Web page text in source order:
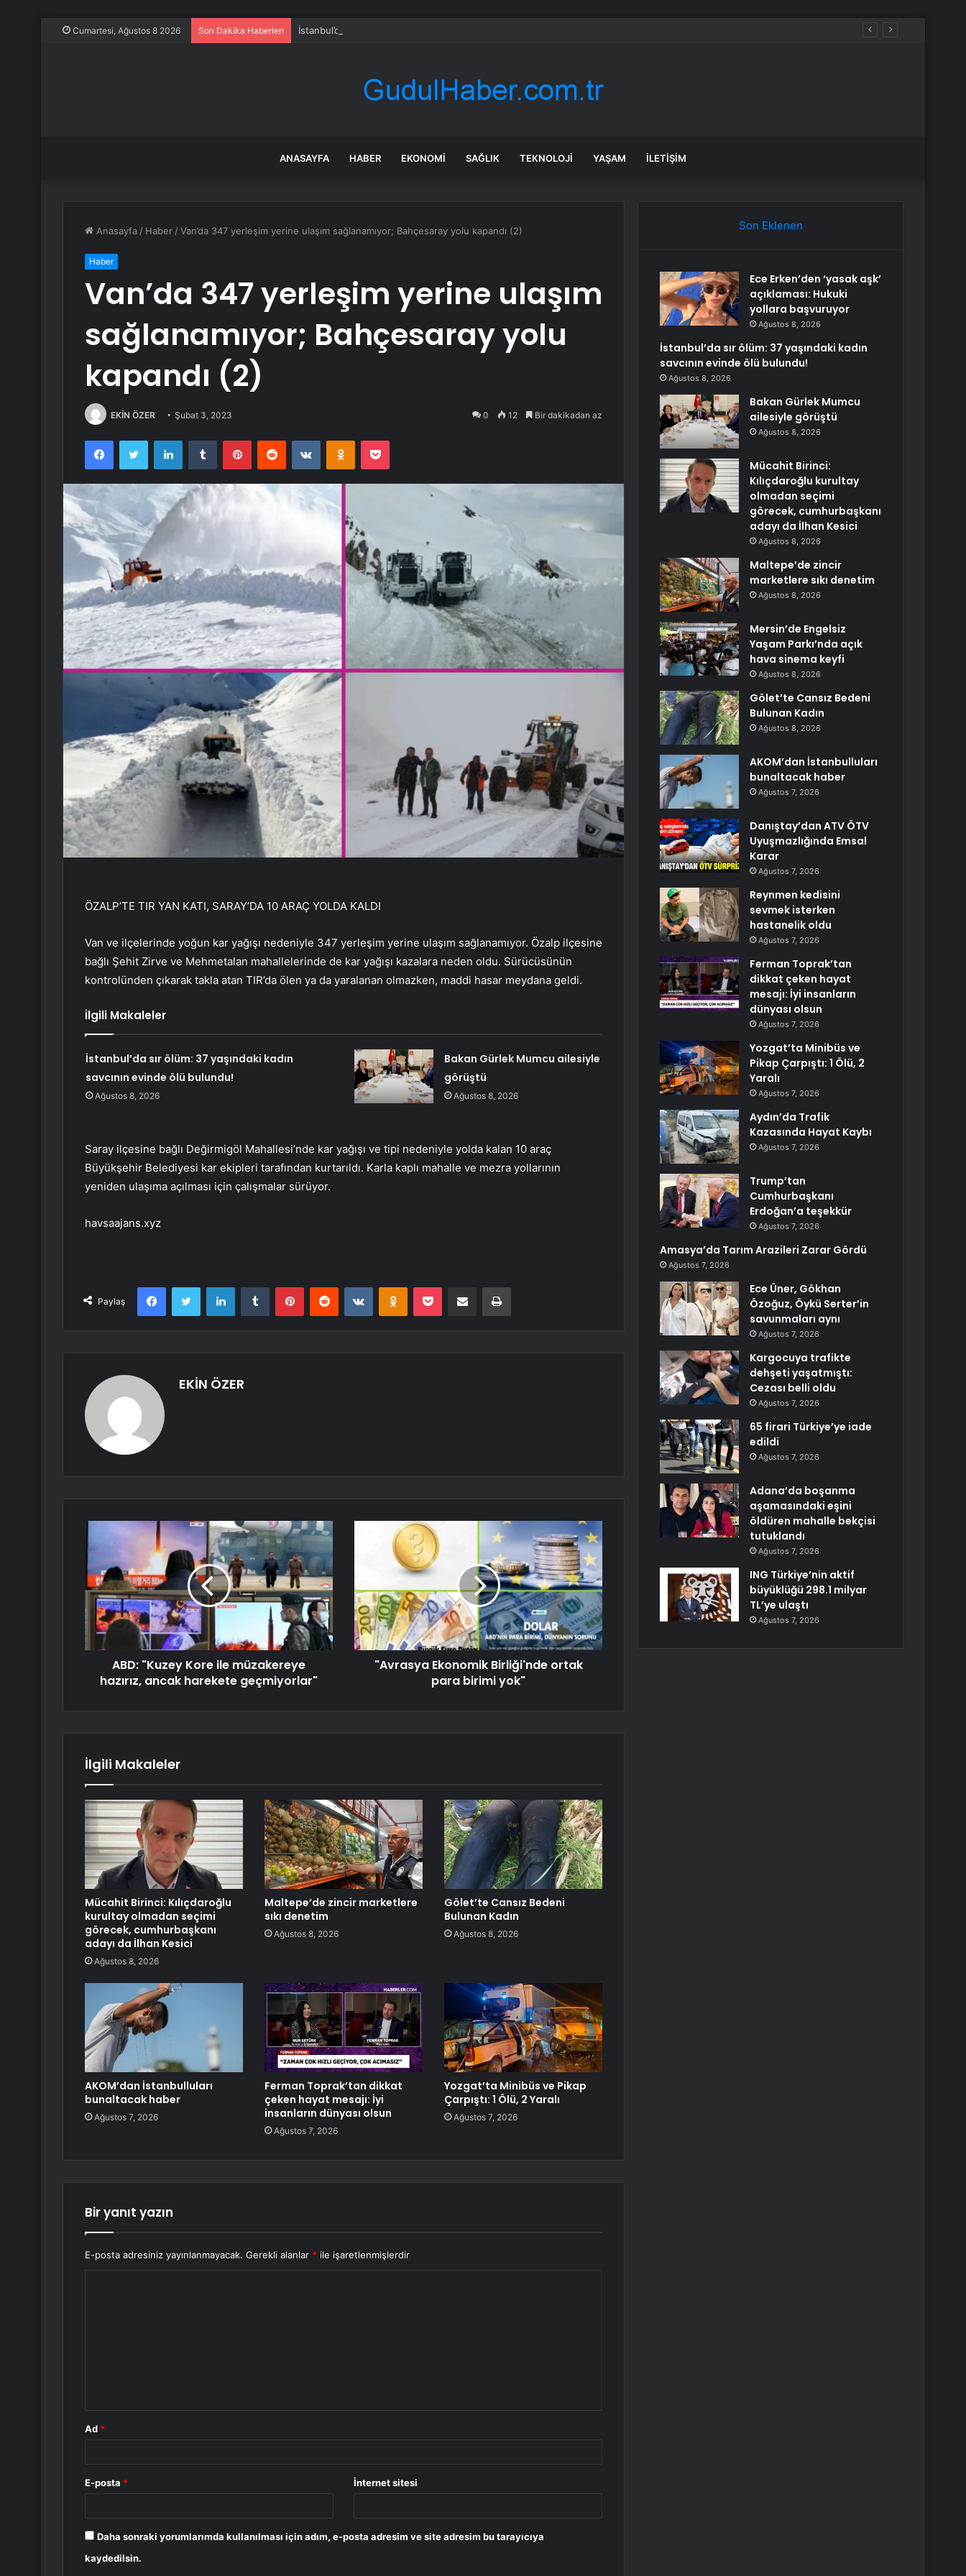
Cumartesi, Ağustos 8 2026 Son Dakika Haberleri İstanbul’da sır ölüm: 37 yaşındaki kadın savcının evinde ölü bulundu!
ANASAYFA HABER EKONOMI SAĞLIK TEKNOLOJI YAŞAM İLETIŞIM
Anasayfa / Haber /Van’da 347 yerleşim yerine ulaşım sağlanamıyor; Bahçesaray yolu kapandı (2)
Haber
Van’da 347 yerleşim yerine ulaşım
sağlanamıyor; Bahçesaray yolu
kapandı (2)
EKİN ÖZER Şubat 3, 2023 0 12 Bir dakikadan az
FacebookTwitter LinkedInTumblr PinterestReddit VKontakteOdnoklassniki
Pocket
ÖZALP’TE TIR YAN KATI, SARAY’DA 10 ARAÇ YOLDA KALDI
Van ve ilçelerinde yoğun kar yağışı nedeniyle 347 yerleşim yerine ulaşım sağlanamıyor. Özalp ilçesine
bağlı Şehit Zirve ve Mehmetalan mahallelerinde de kar yağışı kazalara neden oldu. Sürücüsünün
kontrolünden çıkarak takla atan TIR’da ölen ya da yaralanan olmazken, maddi hasar meydana geldi.
İlgili Makaleler
İstanbul’da sır ölüm: 37 yaşındaki kadın
savcının evinde ölü bulundu!
Ağustos 8, 2026
Bakan Gürlek Mumcu ailesiyle
görüştü
Ağustos 8, 2026
Saray ilçesine bağlı Değirmigöl Mahallesi’nde kar yağışı ve tipi nedeniyle yolda kalan 10 araç
Büyükşehir Belediyesi kar ekipleri tarafından kurtarıldı. Karla kaplı mahalle ve mezra yollarının
yeniden ulaşıma açılması için çalışmalar sürüyor.
havsaajans.xyz
Paylaş
FacebookTwitter LinkedInTumblr PinterestReddit VKontakteOdnoklassniki
Pocket E-Posta ile paylaş Yazdır
EKİN ÖZER
ABD: "Kuzey Kore ile müzakereye
hazırız, ancak harekete geçmiyorlar"
"Avrasya Ekonomik Birliği'nde ortak
para birimi yok"
İlgili Makaleler
Mücahit Birinci: Kılıçdaroğlu
kurultay olmadan seçimi
görecek, cumhurbaşkanı
adayı da İlhan Kesici
Ağustos 8, 2026
Maltepe’de zincir marketlere
sıkı denetim
Ağustos 8, 2026
Gölet’te Cansız Bedeni
Bulunan Kadın
Ağustos 8, 2026
AKOM’dan İstanbulluları
bunaltacak haber
Ağustos 7, 2026
Ferman Toprak’tan dikkat
çeken hayat mesajı: İyi
insanların dünyası olsun
Ağustos 7, 2026
Yozgat’ta Minibüs ve Pikap
Çarpıştı: 1 Ölü, 2 Yaralı
Ağustos 7, 2026
Bir yanıt yazın
E-posta adresiniz yayınlanmayacak. Gerekli alanlar * ile işaretlenmişlerdir
Ad *
E-posta * İnternet sitesi
Daha sonraki yorumlarımda kullanılması için adım, e-posta adresim ve site adresim bu tarayıcıya
kaydedilsin.
Son Eklenen
Ece Erken’den ‘yasak aşk’
açıklaması: Hukuki
yollara başvuruyor
Ağustos 8, 2026
İstanbul’da sır ölüm: 37 yaşındaki kadın
savcının evinde ölü bulundu!
Ağustos 8, 2026
Bakan Gürlek Mumcu
ailesiyle görüştü
Ağustos 8, 2026
Mücahit Birinci:
Kılıçdaroğlu kurultay
olmadan seçimi
görecek, cumhurbaşkanı
adayı da İlhan Kesici
Ağustos 8, 2026
Maltepe’de zincir
marketlere sıkı denetim
Ağustos 8, 2026
Mersin’de Engelsiz
Yaşam Parkı’nda açık
hava sinema keyfi
Ağustos 8, 2026
Gölet’te Cansız Bedeni
Bulunan Kadın
Ağustos 8, 2026
AKOM’dan İstanbulluları
bunaltacak haber
Ağustos 7, 2026
Danıştay’dan ATV ÖTV
Uyuşmazlığında Emsal
Karar
Ağustos 7, 2026
Reynmen kedisini
sevmek isterken
hastanelik oldu
Ağustos 7, 2026
Ferman Toprak’tan
dikkat çeken hayat
mesajı: İyi insanların
dünyası olsun
Ağustos 7, 2026
Yozgat’ta Minibüs ve
Pikap Çarpıştı: 1 Ölü, 2
Yaralı
Ağustos 7, 2026
Aydın’da Trafik
Kazasında Hayat Kaybı
Ağustos 7, 2026
Trump’tan
Cumhurbaşkanı
Erdoğan’a teşekkür
Ağustos 7, 2026
Amasya’da Tarım Arazileri Zarar Gördü
Ağustos 7, 2026
Ece Üner, Gökhan
Özoğuz, Öykü Serter’in
savunmaları aynı
Ağustos 7, 2026
Kargocuya trafikte
dehşeti yaşatmıştı:
Cezası belli oldu
Ağustos 7, 2026
65 firari Türkiye’ye iade
edildi
Ağustos 7, 2026
Adana’da boşanma
aşamasındaki eşini
öldüren mahalle bekçisi
tutuklandı
Ağustos 7, 2026
ING Türkiye’nin aktif
büyüklüğü 298.1 milyar
TL’ye ulaştı
Ağustos 7, 2026